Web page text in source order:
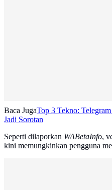
Baca JugaTop 3 Tekno:
Jadi Sorotan
Seperti dilaporkan WABetaInfo,
kini memungkinkan pengguna